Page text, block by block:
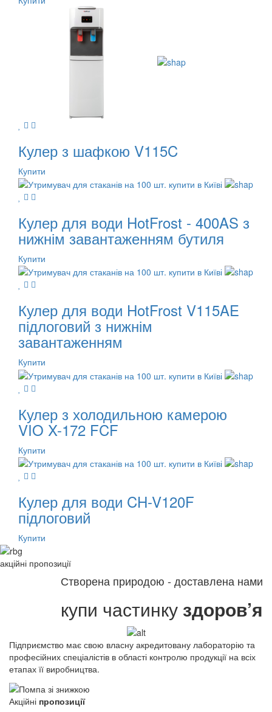
Кулер з шафкою V115C
Купити
Кулер для води HotFrost - 400AS з
нижнім завантаженням бутиля
Купити
Кулер для води HotFrost V115AE
підлоговий з нижнім
завантаженням
Купити
Кулер з холодильною камерою
VIO X-172 FCF
Купити
Кулер для води CH-V120F
підлоговий
Купити
акційні пропозиції
Створена природою - доставлена нами
купи частинку здоров’я
Підприємство має свою власну акредитовану лабораторію та
професійних спеціалістів в області контролю продукції на всіх
етапах її виробництва.
Акційні пропозиції